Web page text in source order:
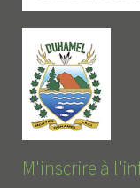
M'inscrire à